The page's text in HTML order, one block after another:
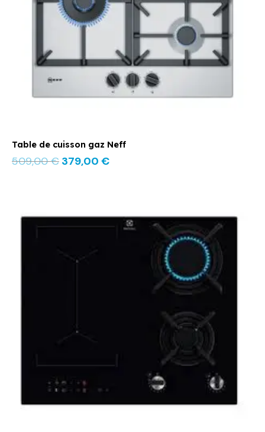
Table de cuisson gaz Neff
509,00€ 379,00 €
prix
initial
899,00 €.
prix
actuel
559,00 €.